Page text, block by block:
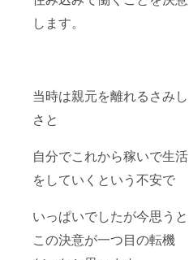
します。
当時は親元を離れるさみし
さと
自分でこれから稼いで生活
をしていくという不安で
いっぱいでしたが今思うと
この決意が一つ目の転機